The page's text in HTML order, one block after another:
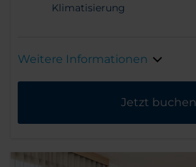
Klimatisierung
Weitere Informationen
Jetzt buchen